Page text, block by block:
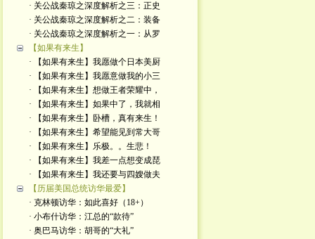
· 关公战秦琼之深度解析之三：正史
· 关公战秦琼之深度解析之二：装备
· 关公战秦琼之深度解析之一：从罗
【如果有来生】
· 【如果有来生】我愿做个日本美厨
· 【如果有来生】我愿意做我的小三
· 【如果有来生】想做王者荣耀中，
· 【如果有来生】如果中了，我就相
· 【如果有来生】卧槽，真有来生！
· 【如果有来生】希望能见到常大哥
· 【如果有来生】乐极。。生悲！
· 【如果有来生】我差一点想变成琵
· 【如果有来生】我还要与四嫂做夫
【历届美国总统访华最爱】
· 克林顿访华：如此喜好（18+）
· 小布什访华：江总的“款待”
· 奥巴马访华：胡哥的“大礼”